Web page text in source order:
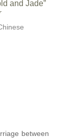
and Jade”
between